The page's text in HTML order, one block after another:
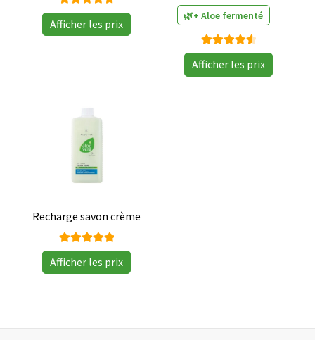
Note
4.83 sur
Afficher les prix
🌿+ Aloe fermenté
Note
4.67 sur
Afficher les prix
Recharge savon crème
Note
5.00 sur
Afficher les prix